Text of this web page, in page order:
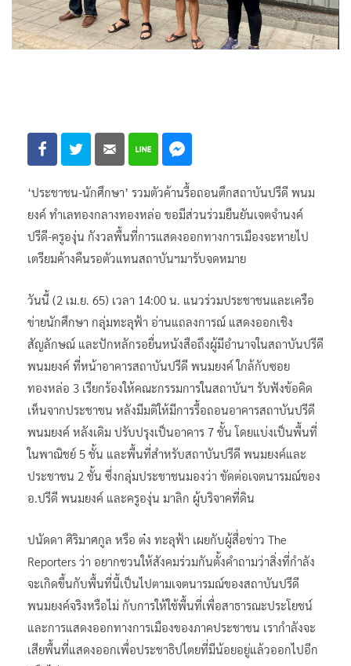
‘ประชาชน-นักศึกษา’ รวมตัวค้านรื้อถอนตึกสถาบันปรีดี พนม
ยงค์ ทำเลทองกลางทองหล่อ ขอมีส่วนร่วมยืนยันเจตจำนงค์
ปรีดี-ครูองุ่น กังวลพื้นที่การแสดงออกทางการเมืองจะหายไป
เตรียมค้างคืนรอตัวแทนสถาบันฯมารับจดหมาย
วันนี้ (2 เม.ย. 65) เวลา 14:00 น. แนวร่วมประชาชนและเครือ
ข่ายนักศึกษา กลุ่มทะลุฟ้า อ่านแถลงการณ์ แสดงออกเชิง
สัญลักษณ์ และปักหลักรอยื่นหนังสือถึงผู้มีอำนาจในสถาบันปรีดี
พนมยงค์ ที่หน้าอาคารสถาบันปรีดี พนมยงค์ ใกล้กับซอย
ทองหล่อ 3 เรียกร้องให้คณะกรรมการในสถาบันฯ รับฟังข้อคิด
เห็นจากประชาชน หลังมีมติให้มีการรื้อถอนอาคารสถาบันปรีดี
พนมยงค์ หลังเดิม ปรับปรุงเป็นอาคาร 7 ชั้น โดยแบ่งเป็นพื้นที่
ในพาณิชย์ 5 ชั้น และพื้นที่สำหรับสถาบันปรีดี พนมยงค์และ
ประชาชน 2 ชั้น ซึ่งกลุ่มประชาชนมองว่า ขัดต่อเจตนารมณ์ของ
อ.ปรีดี พนมยงค์ และครูองุ่น มาลิก ผู้บริจาคที่ดิน
ปนัดดา ศิริมาศกูล หรือ ต๋ง ทะลุฟ้า เผยกับผู้สื่อข่าว The
Reporters ว่า อยากชวนให้สังคมร่วมกันตั้งคำถามว่าสิ่งที่กำลัง
จะเกิดขึ้นกับพื้นที่นี้เป็นไปตามเจตนารมณ์ของสถาบันปรีดี
พนมยงค์จริงหรือไม่ กับการให้ใช้พื้นที่เพื่อสาธารณะประโยชน์
และการแสดงออกทางการเมืองของภาคประชาชน เรากำลังจะ
เสียพื้นที่แสดงออกเพื่อประชาธิปไตยที่มีน้อยอยู่แล้วออกไปอีก